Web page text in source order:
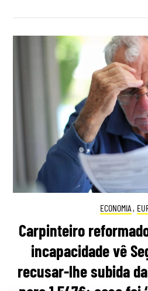
ECONOMIA ,
Carpinteiro
incapacidade vê
recusar-lhe subida